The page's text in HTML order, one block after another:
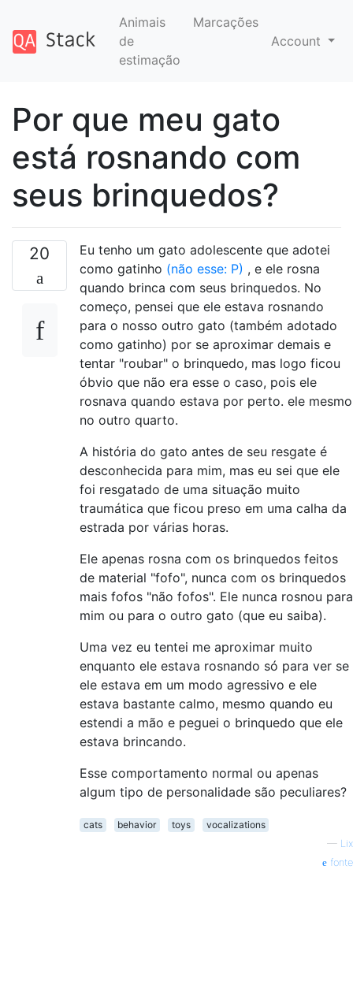
Animais
de
estimação
Marcações
Account
Por que meu gato
está rosnando com
seus brinquedos?
20
Eu tenho um gato adolescente que adotei
como gatinho (não esse: P) , e ele rosna
quando brinca com seus brinquedos. No
começo, pensei que ele estava rosnando
para o nosso outro gato (também adotado
como gatinho) por se aproximar demais e
tentar "roubar" o brinquedo, mas logo ficou
óbvio que não era esse o caso, pois ele
rosnava quando estava por perto. ele mesmo
no outro quarto.
A história do gato antes de seu resgate é
desconhecida para mim, mas eu sei que ele
foi resgatado de uma situação muito
traumática que ficou preso em uma calha da
estrada por várias horas.
Ele apenas rosna com os brinquedos feitos
de material "fofo", nunca com os brinquedos
mais fofos "não fofos". Ele nunca rosnou para
mim ou para o outro gato (que eu saiba).
Uma vez eu tentei me aproximar muito
enquanto ele estava rosnando só para ver se
ele estava em um modo agressivo e ele
estava bastante calmo, mesmo quando eu
estendi a mão e peguei o brinquedo que ele
estava brincando.
Esse comportamento normal ou apenas
algum tipo de personalidade são peculiares?
cats behavior toys
vocalizations
— Lix
fonte